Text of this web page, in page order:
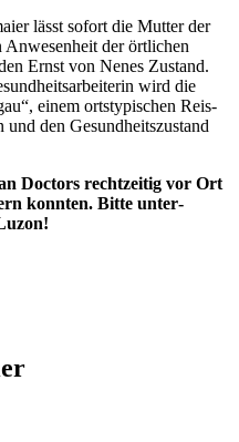
lässt sofort die Mutter der
der örtlichen
Ernst von Nenes Zustand.
wird die
einem ortstypischen Reis­
den Gesundheitszustand
Doctors rechtzeitig vor Ort
konnten. Bitte unter­